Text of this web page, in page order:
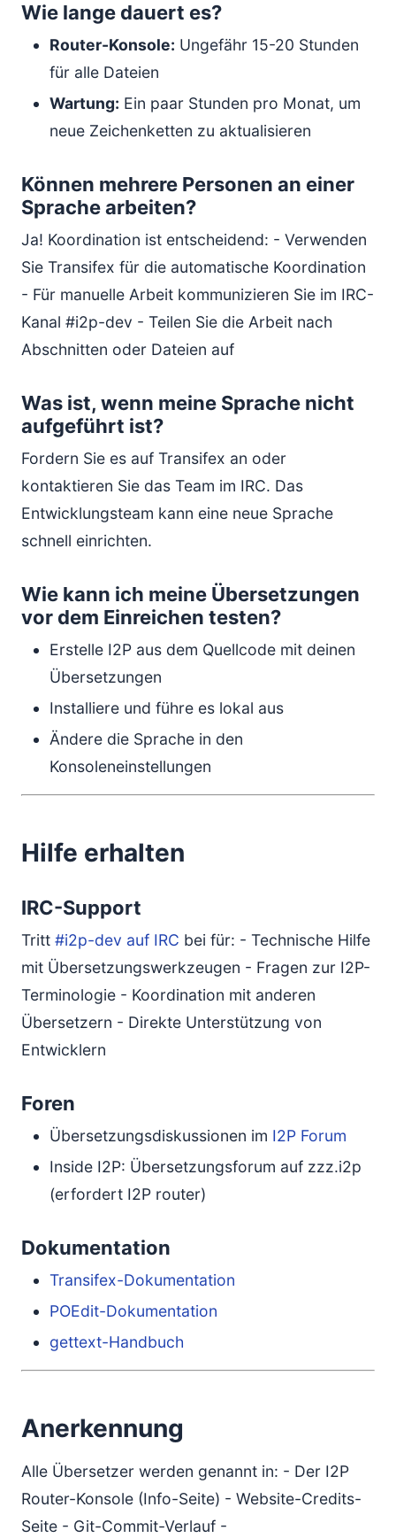
Wie lange dauert es?
Router-Konsole: Ungefähr 15-20 Stunden
für alle Dateien
Wartung: Ein paar Stunden pro Monat, um
neue Zeichenketten zu aktualisieren
Können mehrere Personen an einer
Sprache arbeiten?
Ja! Koordination ist entscheidend: - Verwenden
Sie Transifex für die automatische Koordination
- Für manuelle Arbeit kommunizieren Sie im IRC-
Kanal #i2p-dev - Teilen Sie die Arbeit nach
Abschnitten oder Dateien auf
Was ist, wenn meine Sprache nicht
aufgeführt ist?
Fordern Sie es auf Transifex an oder
kontaktieren Sie das Team im IRC. Das
Entwicklungsteam kann eine neue Sprache
schnell einrichten.
Wie kann ich meine Übersetzungen
vor dem Einreichen testen?
Erstelle I2P aus dem Quellcode mit deinen
Übersetzungen
Installiere und führe es lokal aus
Ändere die Sprache in den
Konsoleneinstellungen
Hilfe erhalten
IRC-Support
Tritt #i2p-dev auf IRC bei für: - Technische Hilfe
mit Übersetzungswerkzeugen - Fragen zur I2P-
Terminologie - Koordination mit anderen
Übersetzern - Direkte Unterstützung von
Entwicklern
Foren
Übersetzungsdiskussionen im I2P Forum
Inside I2P: Übersetzungsforum auf zzz.i2p
(erfordert I2P router)
Dokumentation
Transifex-Dokumentation
POEdit-Dokumentation
gettext-Handbuch
Anerkennung
Alle Übersetzer werden genannt in: - Der I2P
Router-Konsole (Info-Seite) - Website-Credits-
Seite - Git-Commit-Verlauf -